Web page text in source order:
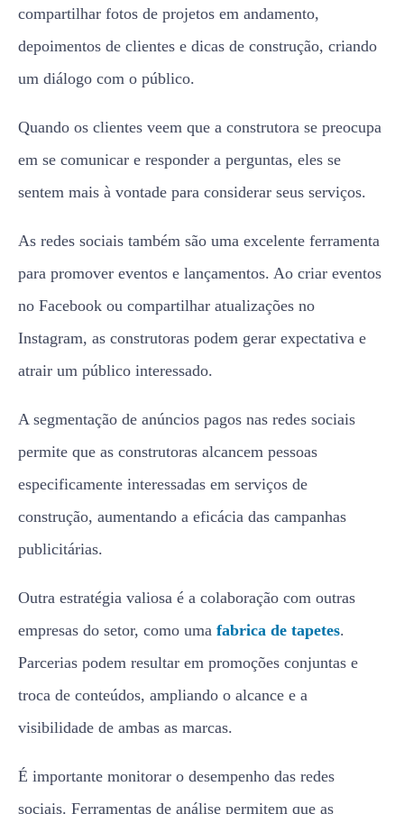
compartilhar fotos de projetos em andamento,
depoimentos de clientes e dicas de construção, criando
um diálogo com o público.
Quando os clientes veem que a construtora se preocupa
em se comunicar e responder a perguntas, eles se
sentem mais à vontade para considerar seus serviços.
As redes sociais também são uma excelente ferramenta
para promover eventos e lançamentos. Ao criar eventos
no Facebook ou compartilhar atualizações no
Instagram, as construtoras podem gerar expectativa e
atrair um público interessado.
A segmentação de anúncios pagos nas redes sociais
permite que as construtoras alcancem pessoas
especificamente interessadas em serviços de
construção, aumentando a eficácia das campanhas
publicitárias.
Outra estratégia valiosa é a colaboração com outras
empresas do setor, como uma fabrica de tapetes.
Parcerias podem resultar em promoções conjuntas e
troca de conteúdos, ampliando o alcance e a
visibilidade de ambas as marcas.
É importante monitorar o desempenho das redes
sociais. Ferramentas de análise permitem que as